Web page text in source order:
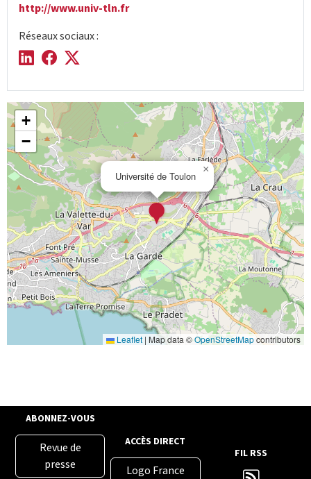
http://www.univ-tln.fr
Réseaux sociaux :
Université de Toulon
×
+
−
Leaflet | Map data ©OpenStreetMapcontributors
ABONNEZ-VOUS
Revue de
presse
ACCÈS DIRECT
Logo France
FIL RSS